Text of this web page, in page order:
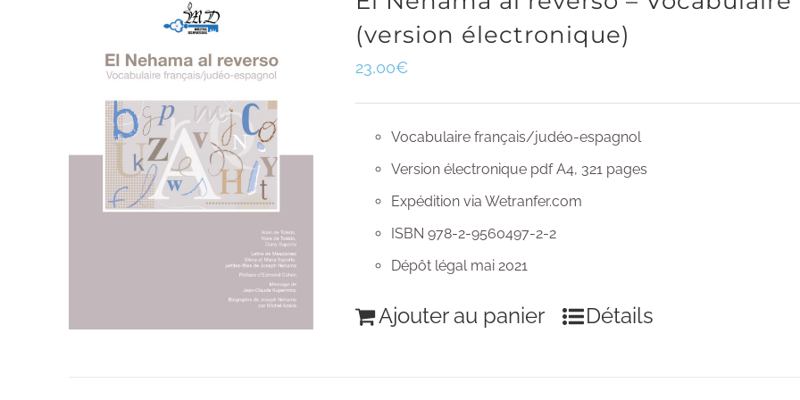
(version électronique)
23,00€
Vocabulaire français/judéo-espagnol
Version électronique pdf A4, 321 pages
Expédition via Wetranfer.com
ISBN 978-2-9560497-2-2
Dépôt légal mai 2021
Ajouter au panier Détails